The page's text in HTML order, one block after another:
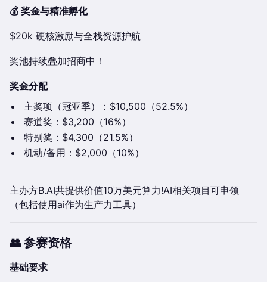
💰 奖金与精准孵化
$20k 硬核激励与全栈资源护航
奖池持续叠加招商中！
奖金分配
主奖项（冠亚季）：$10,500（52.5%）
赛道奖：$3,200（16%）
特别奖：$4,300（21.5%）
机动/备用：$2,000（10%）
主办方B.AI共提供价值10万美元算力!AI相关项目可申领
（包括使用ai作为生产力工具）
👥 参赛资格
基础要求